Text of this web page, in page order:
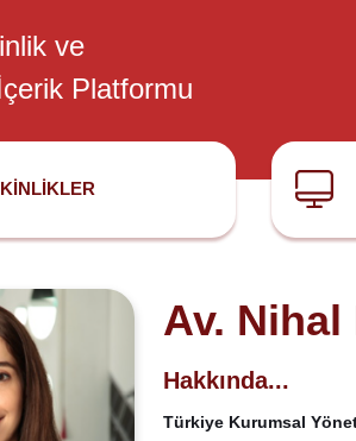
ve
Platformu
Av. Nihal
Hakkında...
Türkiye Kurumsal